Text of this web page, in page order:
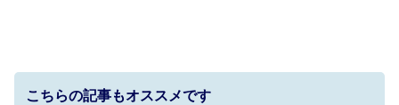
こちらの記事もオススメです